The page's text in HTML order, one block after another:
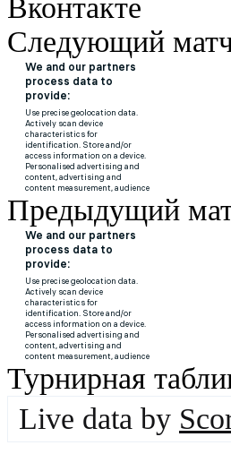
Вконтакте
Следующий
Предыдущий
Турнирная
Live data by